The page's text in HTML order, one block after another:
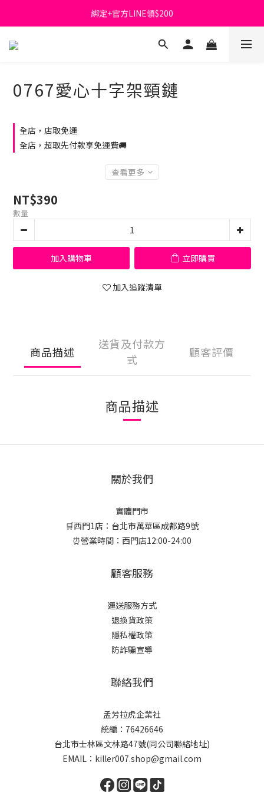
首購免運費🚚
綁定+官方LINE領$200
出清特價_買一送一
0767愛心十字架頸鏈
全店，店取免運
全店，超取先付款享免運費🚚
查看更多
NT$390
數量
加入購物車 立即購買
加入追蹤清單
商品描述
送貨及付款方
式
顧客評價
商品描述
關於我們
實體門市
🛒西門1店：台北市萬華區成都路9號
⏰營業時間：西門店12:00-24:00
顧客服務
運送服務方式
退換貨政策
隱私權政策
防詐騙宣導
聯絡我們
孟芳拉虎企業社
統編：76426646
台北市士林區文林路47號(同公司聯絡地址)
EMAIL：killer007.shop@gmail.com